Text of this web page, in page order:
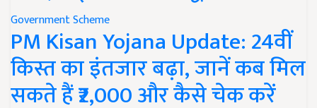
Government Scheme
PM Kisan Yojana Update: 24वीं
किस्त का इंतजार बढ़ा, जानें कब मिल
सकते हैं ₹2,000 और कैसे चेक करें